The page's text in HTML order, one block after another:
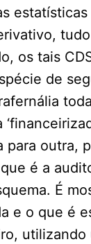
os tais
de
para outra,
é a
É
e o que é
utilizando